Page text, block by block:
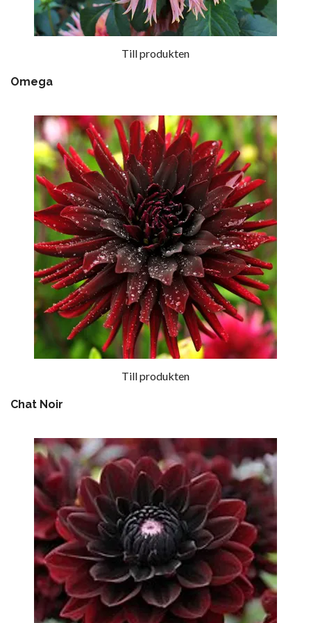
Till produkten
Omega
Till produkten
Chat Noir